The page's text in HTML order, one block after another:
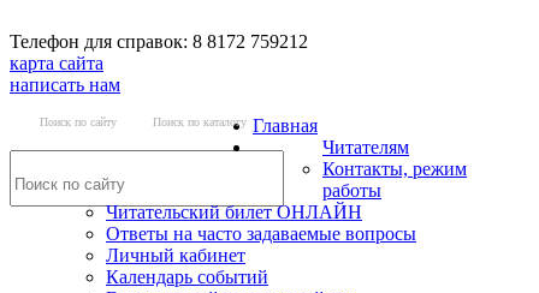
Телефон для справок: 8 8172 759212
карта сайта
написать нам
Поиск по сайту Поиск по каталогу Главная
Читателям
Контакты, режим
работы
Читательский билет ОНЛАЙН
Ответы на часто задаваемые вопросы
Личный кабинет
Календарь событий